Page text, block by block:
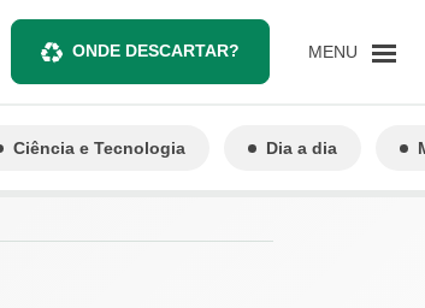
ONDE DESCARTAR? MENU
Ciência e Tecnologia Dia a dia